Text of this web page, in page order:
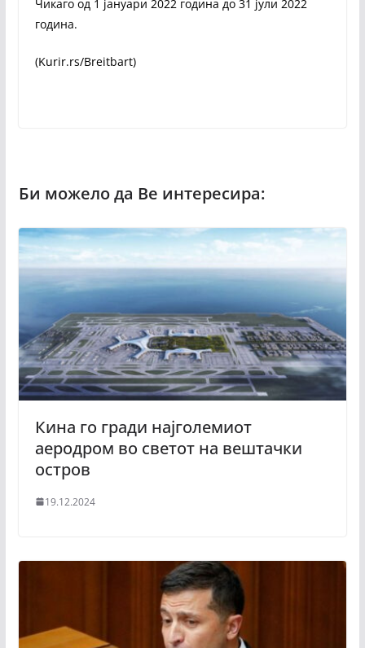
Чикаго од 1 јануари 2022 година до 31 јули 2022
година.
(Kurir.rs/Breitbart)
Кина го гради најголемиот
аеродром во светот на вештачки
остров
19.12.2024